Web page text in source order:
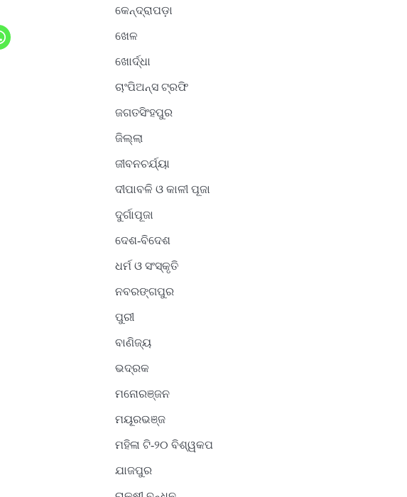
କେନ୍ଦ୍ରାପଡ଼ା
ଖେଳ
ଖୋର୍ଦ୍ଧା
ଚାଂପିଅନ୍ସ ଟ୍ରଫି
ଜଗତସିଂହପୁର
ଜିଲ୍ଲା
ଜୀବନଚର୍ଯ୍ୟା
ଦୀପାବଳି ଓ କାଳୀ ପୂଜା
ଦୁର୍ଗାପୂଜା
ଦେଶ-ବିଦେଶ
ଧର୍ମ ଓ ସଂସ୍କୃତି
ନବରଙ୍ଗପୁର
ପୁରୀ
ବାଣିଜ୍ୟ
ଭଦ୍ରକ
ମନୋରଞ୍ଜନ
ମୟୂରଭଞ୍ଜ
ମହିଳା ଟି-୨୦ ବିଶ୍ୱକପ
ଯାଜପୁର